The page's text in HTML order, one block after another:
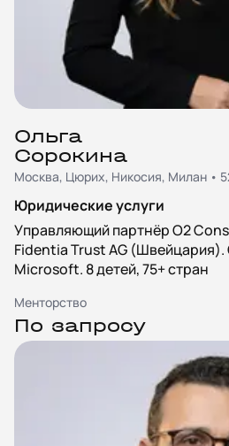
Ольга
Сорокина
Москва, Цюрих, Никосия, Милан •
Юридические услуги
Управляющий партнёр O2
Fidentia Trust AG (Швейцария).
Microsoft. 8 детей, 75+ стран
Менторство
По запросу